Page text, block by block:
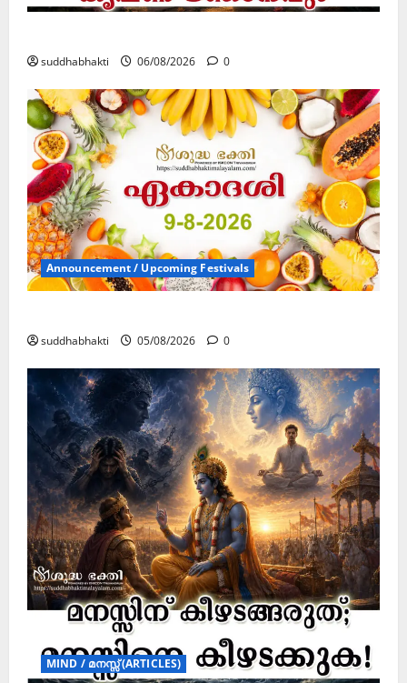
suddhabhakti 06/08/2026 0
Announcement / Upcoming Festivals
suddhabhakti 05/08/2026 0
MIND / മനസ്സ് (ARTICLES)